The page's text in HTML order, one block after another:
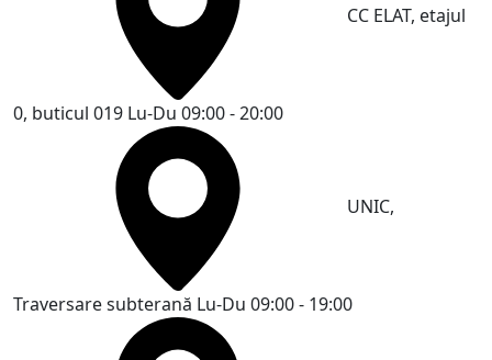
CC ELAT, etajul
0, buticul 019 Lu-Du 09:00 - 20:00
UNIC,
Traversare subterană Lu-Du 09:00 - 19:00